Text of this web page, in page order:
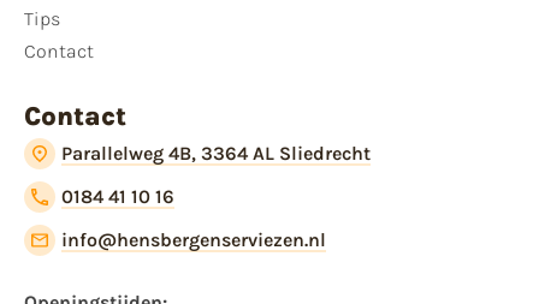
Tips
Contact
Contact
Parallelweg 4B, 3364 AL Sliedrecht
0184 41 10 16
info@hensbergenserviezen.nl